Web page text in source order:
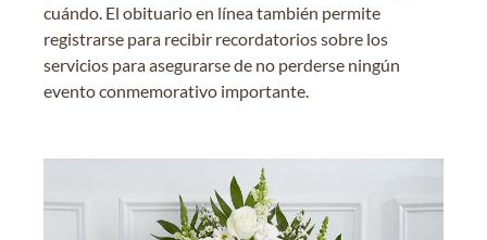
cuándo. El obituario en línea también permite
registrarse para recibir recordatorios sobre los
servicios para asegurarse de no perderse ningún
evento conmemorativo importante.